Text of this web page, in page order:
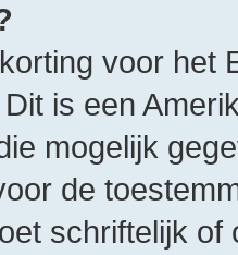
voor het
is een
mogelijk
de
schriftelijk